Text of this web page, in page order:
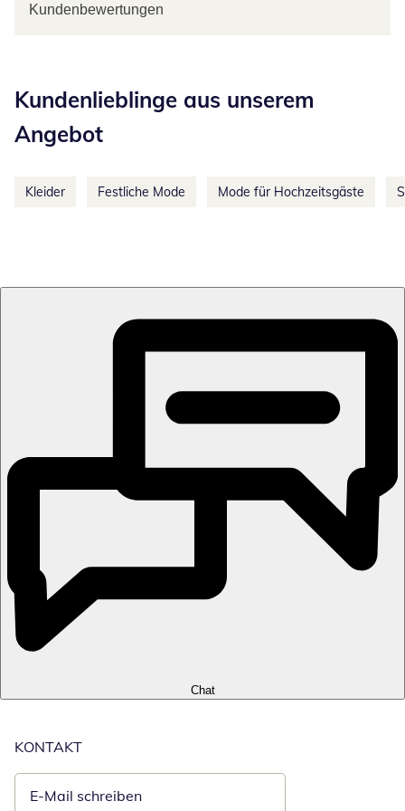
Kundenbewertungen
Kundenlieblinge aus unserem
Angebot
Kleider Festliche Mode Mode für Hochzeitsgäste
Chat
KONTAKT
E-Mail schreiben
Öffnet E-Mail-Client